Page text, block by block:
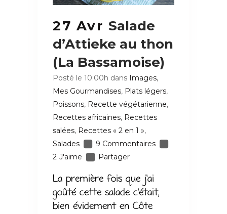
27 Avr Salade
d’Attieke au thon
(La Bassamoise)
Posté le 10:00h dans Images,
Mes Gourmandises, Plats légers,
Poissons, Recette végétarienne,
Recettes africaines, Recettes
salées, Recettes « 2 en 1 »,
Salades
9 Commentaires
2 J'aime Partager
La première fois que j’ai
goûté cette salade c’était,
bien évidement en Côte